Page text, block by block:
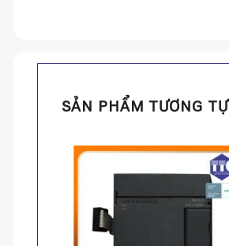
SẢN PHẨM TƯƠNG TỰ